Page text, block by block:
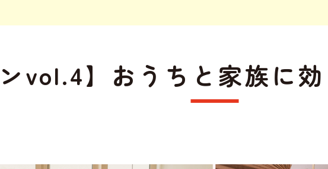
ンvol.4】おうちと家族に